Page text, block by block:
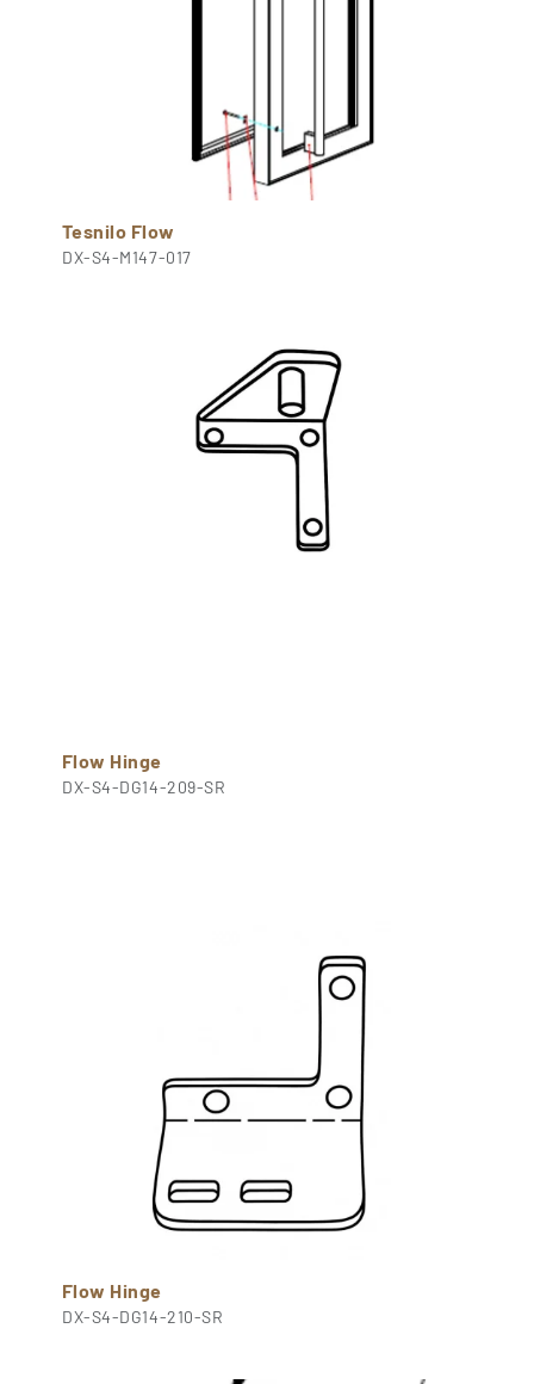
Tesnilo Flow
DX-S4-M147-017
Flow Hinge
DX-S4-DG14-209-SR
Flow Hinge
DX-S4-DG14-210-SR